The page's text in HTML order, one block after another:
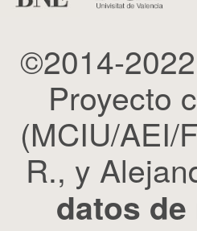
©2014-
Proyecto
(MCIU/AEI/
R., y
datos